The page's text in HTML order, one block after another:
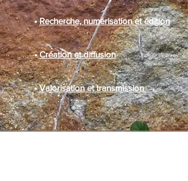
•Recherche, numérisation et édition
•Création et diffusion
•Valorisation et transmission